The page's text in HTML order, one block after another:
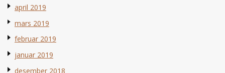
april 2019
mars 2019
februar 2019
januar 2019
desember 2018